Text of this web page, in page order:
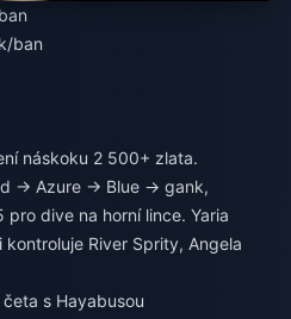
ban
náskoku 2 500+ zlata.
→ Azure → Blue → gank,
pro dive na horní lince. Yaria
River Sprity, Angela
s Hayabusou